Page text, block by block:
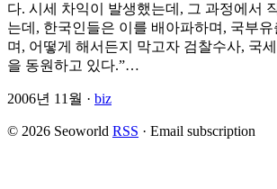
다. 시세 차익이 발생했는데, 그 과정에서
는데, 한국인들은 이를 배아파하며, 국부
며, 어떻게 해서든지 막고자 검찰수사, 국
을 동원하고 있다.”…
2006년 11월 · biz
© 2026 Seoworld RSS · Email subscription